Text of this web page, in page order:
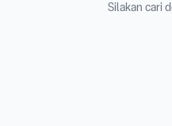
Silakan cari